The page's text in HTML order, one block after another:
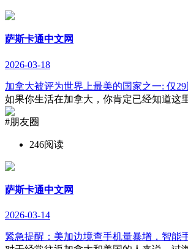
萨斯卡通中文网
2026-03-18
加拿大被评为世界上最美的国家之一: 仅
如果你生活在加拿大，你肯定已经知道这
#朋友圈
246阅读
萨斯卡通中文网
2026-03-14
紧急提醒：美加边境查手机量暴增，智能